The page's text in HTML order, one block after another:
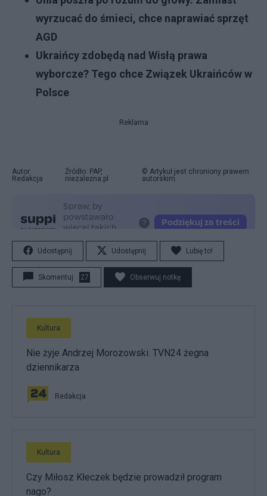
wyrzucać do śmieci, chce naprawiać sprzęt
AGD
Ukraińcy zdobędą nad Wisłą prawa
wyborcze? Tego chce Związek Ukraińców w
Polsce
Reklama
Autor:
Redakcja
Źródło: PAP,
niezależna.pl
© Artykuł jest chroniony prawem
autorskim.
Udostępnij Udostępnij Lubię to!
Skomentuj 27 Obserwuj notkę
Kultura
Nie żyje Andrzej Morozowski. TVN24 żegna
dziennikarza
Redakcja
Kultura
Czy Miłosz Kłeczek będzie prowadził program
nago?